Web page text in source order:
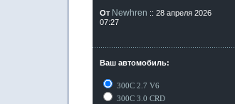
От Newhren :: 28 апреля 2026
07:27
Ваш автомобиль:
300C 2.7 V6
300C 3.0 CRD